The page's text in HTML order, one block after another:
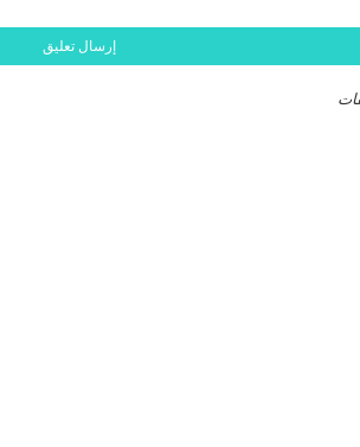
إرسال تعليق